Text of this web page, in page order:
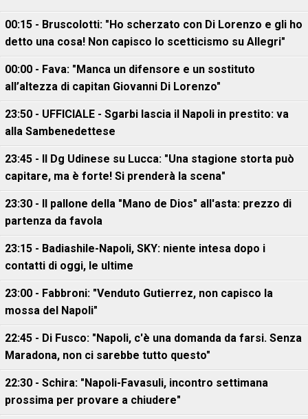
00:15 - Bruscolotti: "Ho scherzato con Di Lorenzo e gli ho
detto una cosa! Non capisco lo scetticismo su Allegri"
00:00 - Fava: "Manca un difensore e un sostituto
all’altezza di capitan Giovanni Di Lorenzo"
23:50 - UFFICIALE - Sgarbi lascia il Napoli in prestito: va
alla Sambenedettese
23:45 - Il Dg Udinese su Lucca: "Una stagione storta può
capitare, ma è forte! Si prenderà la scena"
23:30 - Il pallone della "Mano de Dios" all'asta: prezzo di
partenza da favola
23:15 - Badiashile-Napoli, SKY: niente intesa dopo i
contatti di oggi, le ultime
23:00 - Fabbroni: "Venduto Gutierrez, non capisco la
mossa del Napoli"
22:45 - Di Fusco: "Napoli, c'è una domanda da farsi. Senza
Maradona, non ci sarebbe tutto questo"
22:30 - Schira: "Napoli-Favasuli, incontro settimana
prossima per provare a chiudere"